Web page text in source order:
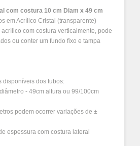
com costura 10 cm Diam x 49 cm
em Acrílico Cristal (transparente)
com costura verticalmente, pode
ou conter um fundo fixo e tampa
disponíveis dos tubos:
- 49cm altura ou 99/100cm
podem ocorrer variações de ±
espessura com costura lateral